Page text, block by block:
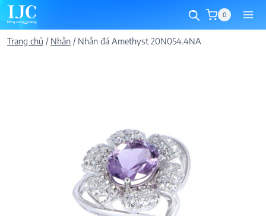
Skip
to
content
0
Trang chủ / Nhẫn / Nhẫn đá Amethyst 20N054.4NA